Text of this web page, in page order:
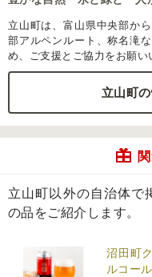
立山町は、富山県中央部か
部アルペンルート、称名滝
め、ご支援とご協力をお願い
立山町
立山町以外の自治体で
の品をご紹介します。
沼田町
ルコー